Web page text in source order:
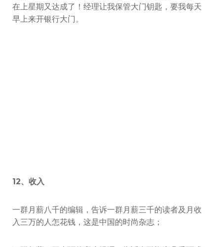
在上星期又达成了！经理让我保管大门钥匙，要我每天
早上来开银行大门。
12、收入
一群月薪八千的编辑，告诉一群月薪三千的读者及月收
入三万的人怎花钱，这是中国的时尚杂志；